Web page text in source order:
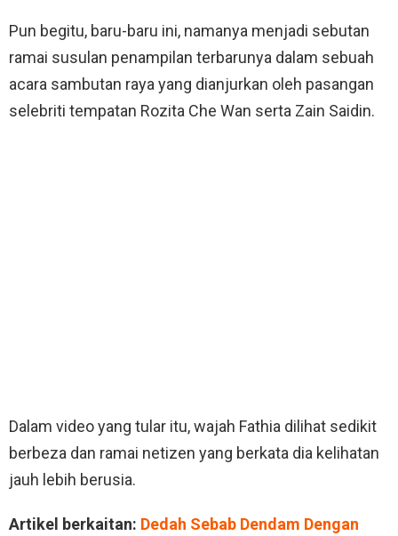
Pun begitu, baru-baru ini, namanya menjadi sebutan
ramai susulan penampilan terbarunya dalam sebuah
acara sambutan raya yang dianjurkan oleh pasangan
selebriti tempatan Rozita Che Wan serta Zain Saidin.
Dalam video yang tular itu, wajah Fathia dilihat sedikit
berbeza dan ramai netizen yang berkata dia kelihatan
jauh lebih berusia.
Artikel berkaitan: Dedah Sebab Dendam Dengan